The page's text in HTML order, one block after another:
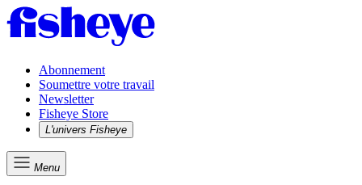
Abonnement
Soumettre votre travail
Newsletter
Fisheye Store
L'univers Fisheye
Menu